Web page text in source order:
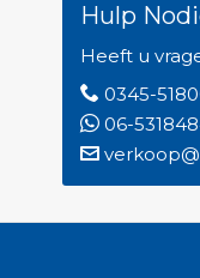
Hulp
Heeft u
0345-
06-